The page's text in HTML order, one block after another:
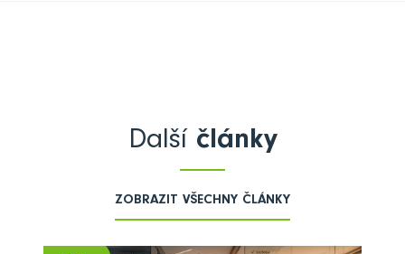
Další články
ZOBRAZIT VŠECHNY ČLÁNKY